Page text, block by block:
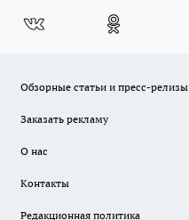
Обзорные статьи и пресс-релизы
Заказать рекламу
О нас
Контакты
Редакционная политика